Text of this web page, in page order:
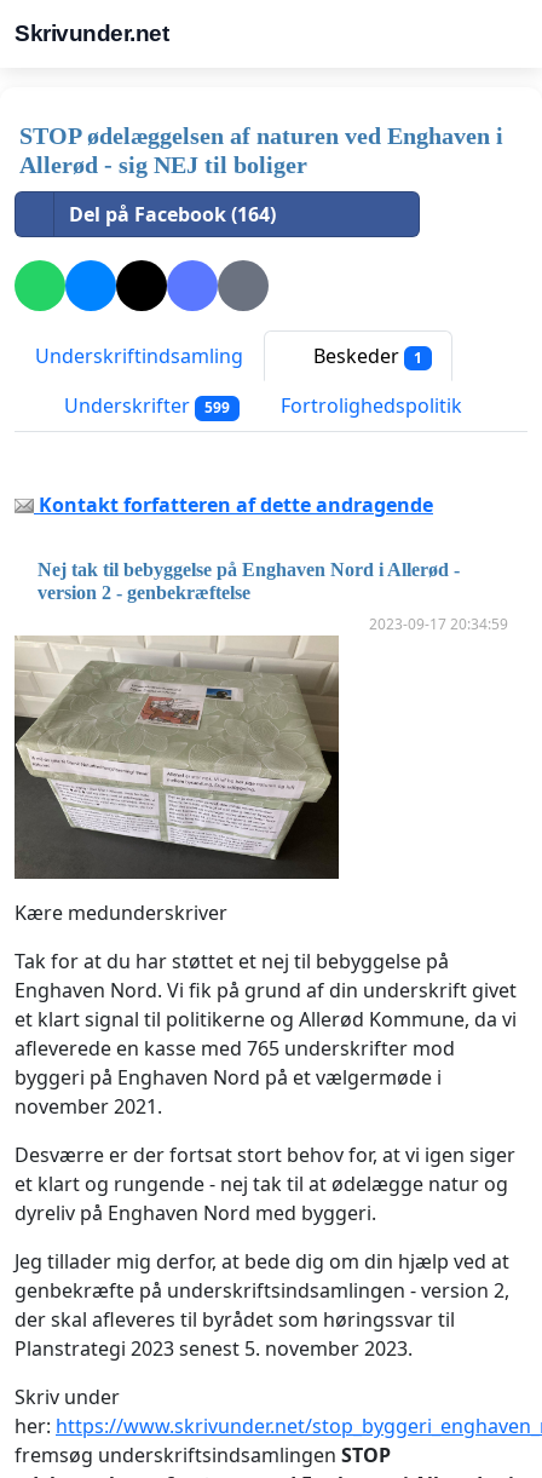
Skrivunder.net
STOP ødelæggelsen af naturen ved Enghaven i
Allerød - sig NEJ til boliger
Del på Facebook (164)
Underskriftindsamling Beskeder 1
Underskrifter 599 Fortrolighedspolitik
Kontakt forfatteren af dette andragende
Nej tak til bebyggelse på Enghaven Nord i Allerød -
version 2 - genbekræftelse
2023-09-17 20:34:59
Kære medunderskriver
Tak for at du har støttet et nej til bebyggelse på
Enghaven Nord. Vi fik på grund af din underskrift givet
et klart signal til politikerne og Allerød Kommune, da vi
afleverede en kasse med 765 underskrifter mod
byggeri på Enghaven Nord på et vælgermøde i
november 2021.
Desværre er der fortsat stort behov for, at vi igen siger
et klart og rungende - nej tak til at ødelægge natur og
dyreliv på Enghaven Nord med byggeri.
Jeg tillader mig derfor, at bede dig om din hjælp ved at
genbekræfte på underskriftsindsamlingen - version 2,
der skal afleveres til byrådet som høringssvar til
Planstrategi 2023 senest 5. november 2023.
Skriv under
her: https://www.skrivunder.net/
fremsøg underskriftsindsamlingen STOP